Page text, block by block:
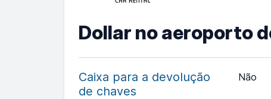
Dollar no aeroporto
Caixa para a devolução
de chaves
Não